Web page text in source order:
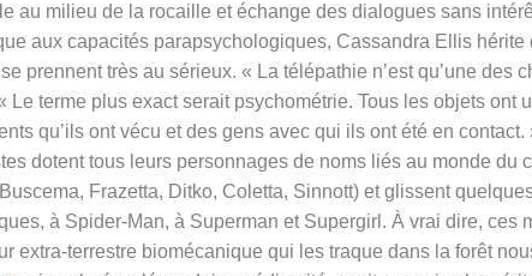
au milieu de la rocaille et échange des dialogues sans
aux capacités parapsychologiques, Cassandra Ellis hérite
prennent très au sérieux. « La télépathie n’est qu’une des
Le terme plus exact serait psychométrie. Tous les objets ont
qu’ils ont vécu et des gens avec qui ils ont été en
dotent tous leurs personnages de noms liés au monde du
Frazetta, Ditko, Coletta, Sinnott) et glissent
à Spider-Man, à Superman et Supergirl. À vrai dire, ces
extra-terrestre biomécanique qui les traque dans la forêt